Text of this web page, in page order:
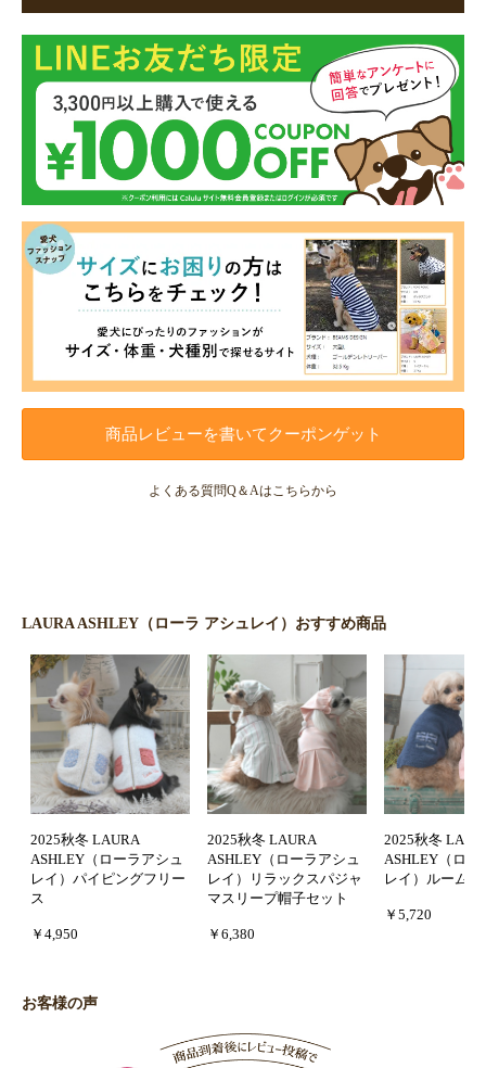
商品レビューを書いてクーポンゲット
よくある質問Q＆Aはこちらから
LAURA ASHLEY（ローラ アシュレイ）おすすめ商品
2025秋冬 LAURA
ASHLEY（ローラアシュ
レイ）パイピングフリー
ス
￥4,950
2025秋冬 LAURA
ASHLEY（ローラアシュ
レイ）リラックスパジャ
マスリープ帽子セット
￥6,380
2025秋冬
ASHLEY（ロー
レイ）ルーム
￥5,720
お客様の声